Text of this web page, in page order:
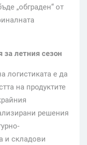
„обграден“ от
летния сезон
логистиката е да
на продуктите
решения
и складови